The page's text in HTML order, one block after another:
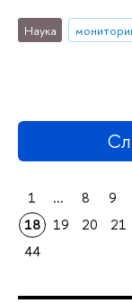
Наука
1 ... 8 9
18
19 20 21
44